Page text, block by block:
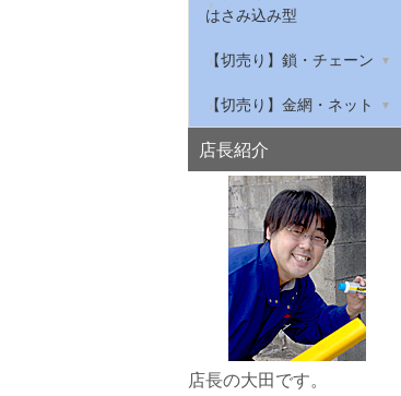
スポンジチューブ・溝ゴム
はさみ込み型
【切売り】鎖・チェーン
鉄チェーン
ステンレスチェーン
アルミチェーン
プラスチックチェーン
【切売り】金網・ネット
亀甲金網
平織金網
店長紹介
店長の大田です。